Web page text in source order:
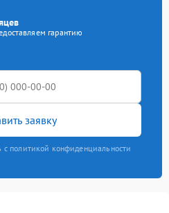
гарантию
заявку
с политикой конфиденциальности